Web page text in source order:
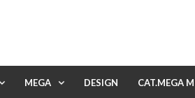
MEGA DESIGN CAT.MEGA